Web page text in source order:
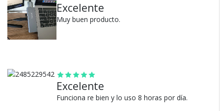
Excelente
Muy buen producto.
Excelente
Funciona re bien y lo uso 8 horas por día.
¿Por qué estamos tan
seguros?
positivas en MercadoLibre.
5 estrellas de 5 en Google.
5 estrellas de 5 en Facebook.